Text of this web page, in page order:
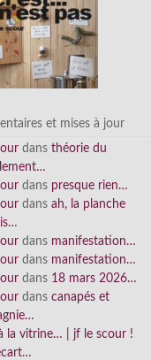
et mises à jour
dans théorie du
dans presque rien…
dans ah, la planche
dans manifestation…
dans manifestation…
dans 18 mars 2026…
dans canapés et
la vitrine… | jf le scour !